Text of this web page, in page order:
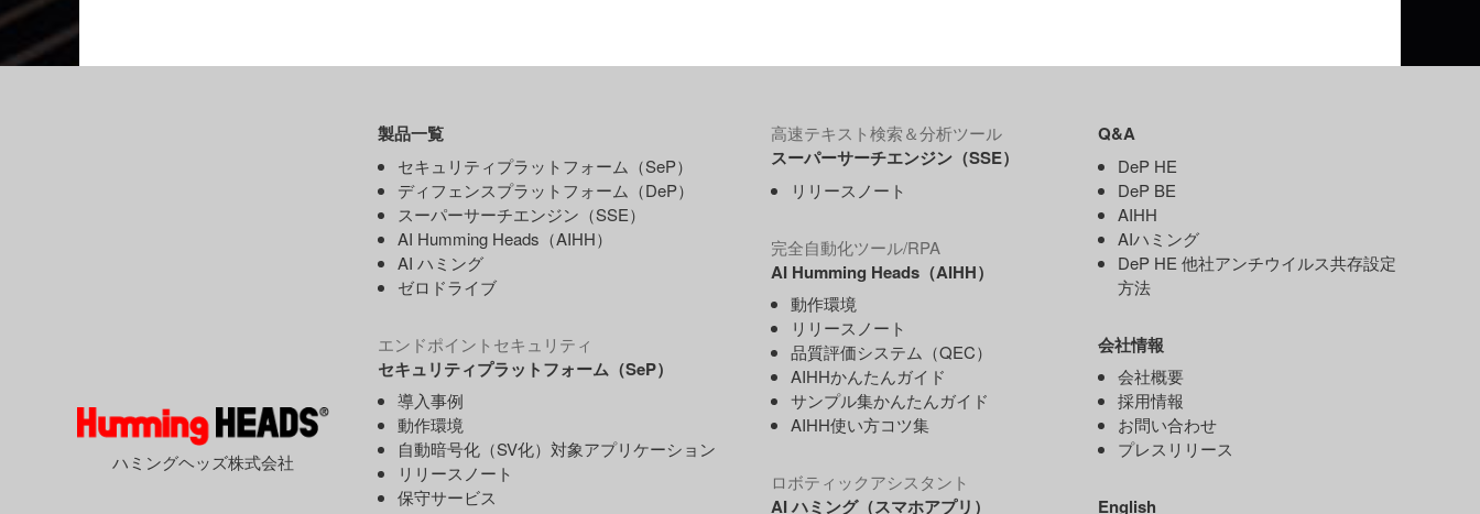
ハミングヘッズ株式会社
製品一覧
セキュリティプラットフォーム（SeP）
ディフェンスプラットフォーム（DeP）
スーパーサーチエンジン（SSE）
AI Humming Heads（AIHH）
AI ハミング
ゼロドライブ
エンドポイントセキュリティ
セキュリティプラットフォーム（SeP）
導入事例
動作環境
自動暗号化（SV化）対象アプリケーション
リリースノート
保守サービス
高速テキスト検索＆分析ツール
スーパーサーチエンジン（SSE）
リリースノート
完全自動化ツール/RPA
AI Humming Heads（AIHH）
動作環境
リリースノート
品質評価システム（QEC）
AIHHかんたんガイド
サンプル集かんたんガイド
AIHH使い方コツ集
ロボティックアシスタント
AI ハミング（スマホアプリ）
Q&A
DeP HE
DeP BE
AIHH
AIハミング
DeP HE 他社アンチウイルス共存設定
方法
会社情報
会社概要
採用情報
お問い合わせ
プレスリリース
English